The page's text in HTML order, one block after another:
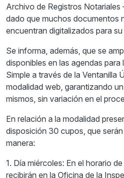
Archivo de Registros Notariales
dado que muchos documentos
encuentran digitalizados para
Se informa, además, que se
disponibles en las agendas para
Simple a través de la Ventanilla
modalidad web, garantizando
mismos, sin variación en el
En relación a la modalidad
disposición 30 cupos, que
manera:
1. Día miércoles: En el horario
recibirán en la Oficina de la